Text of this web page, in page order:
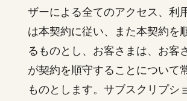
ザーによる全てのアクセス、利
は本契約に従い、また本契約を
るものとし、お客さまは、お客
が契約を順守することについて
ものとします。サブスクリプシ